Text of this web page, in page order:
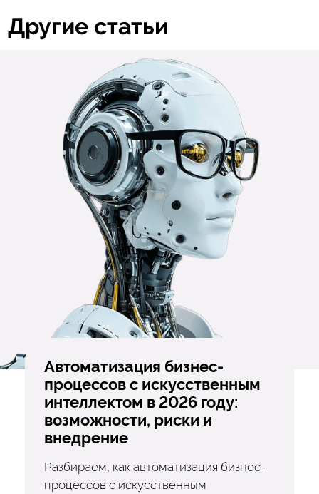
Другие статьи
Автоматизация бизнес-
процессов с искусственным
интеллектом в 2026 году:
возможности, риски и
внедрение
Разбираем, как автоматизация бизнес-
процессов с искусственным